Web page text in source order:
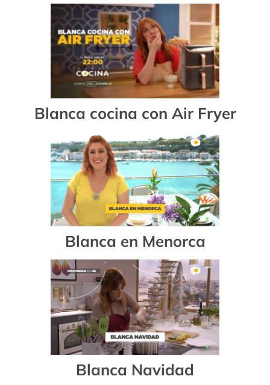
Blanca cocina con Air Fryer
Blanca en Menorca
Blanca Navidad